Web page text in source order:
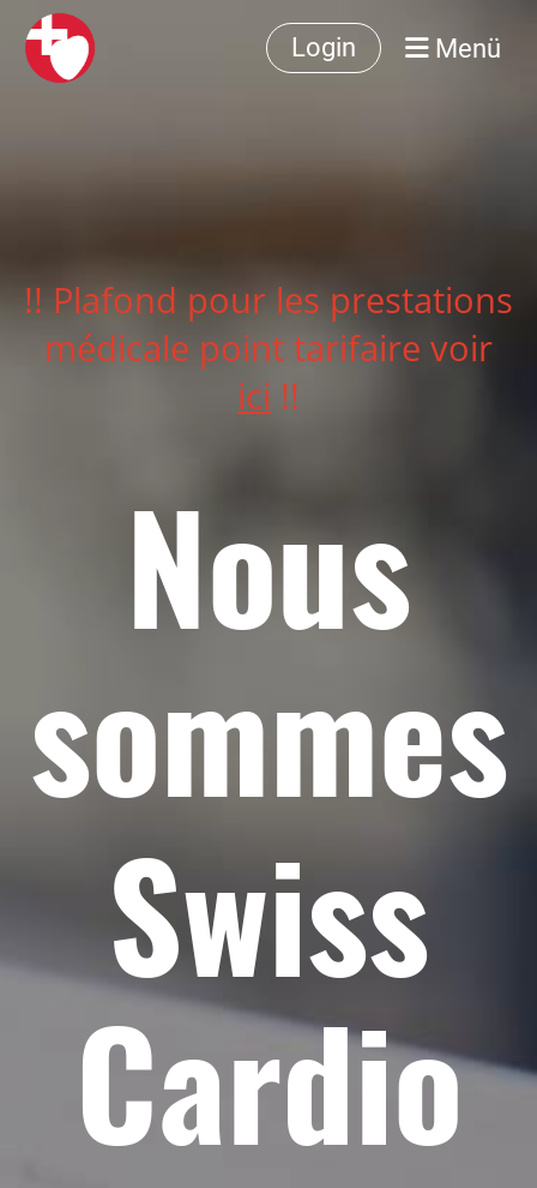
Login Menü
!! Plafond pour les prestations
médicale point tarifaire voir
ici !!
Nous
sommes
Swiss
Cardio